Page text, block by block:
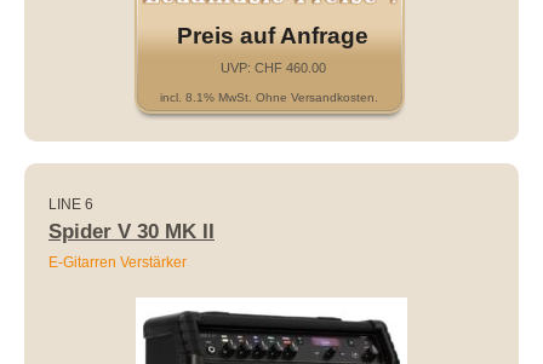
Preis auf Anfrage
UVP: CHF 460.00
incl. 8.1% MwSt. Ohne Versandkosten.
LINE 6
Spider V 30 MK II
E-Gitarren Verstärker